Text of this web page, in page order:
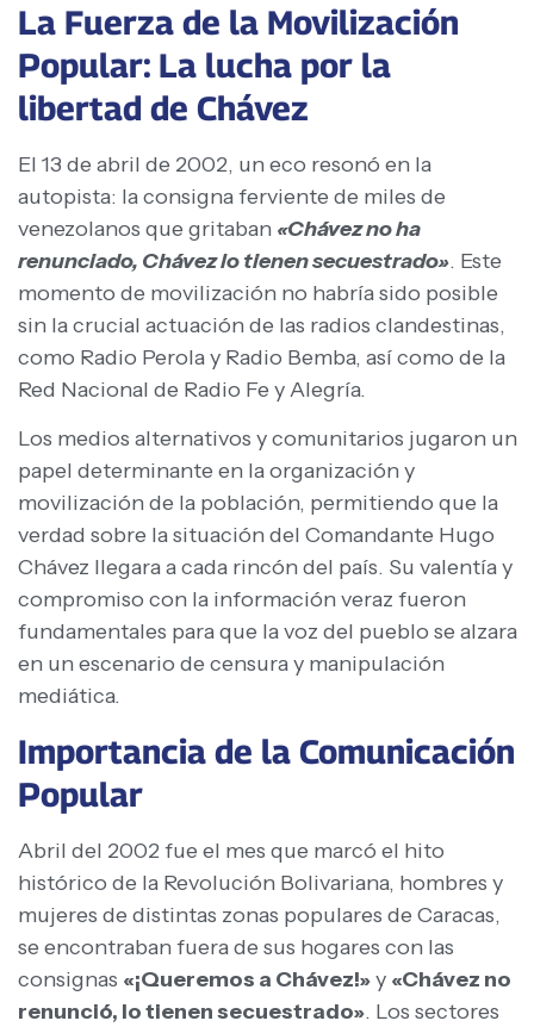
La Fuerza de la Movilización
Popular: La lucha por la
libertad de Chávez
El 13 de abril de 2002, un eco resonó en la
autopista: la consigna ferviente de miles de
venezolanos que gritaban «Chávez no ha
renunciado, Chávez lo tienen secuestrado». Este
momento de movilización no habría sido posible
sin la crucial actuación de las radios clandestinas,
como Radio Perola y Radio Bemba, así como de la
Red Nacional de Radio Fe y Alegría.
Los medios alternativos y comunitarios jugaron un
papel determinante en la organización y
movilización de la población, permitiendo que la
verdad sobre la situación del Comandante Hugo
Chávez llegara a cada rincón del país. Su valentía y
compromiso con la información veraz fueron
fundamentales para que la voz del pueblo se alzara
en un escenario de censura y manipulación
mediática.
Importancia de la Comunicación
Popular
Abril del 2002 fue el mes que marcó el hito
histórico de la Revolución Bolivariana, hombres y
mujeres de distintas zonas populares de Caracas,
se encontraban fuera de sus hogares con las
consignas «¡Queremos a Chávez!»y «Chávez no
renunció, lo tienen secuestrado». Los sectores